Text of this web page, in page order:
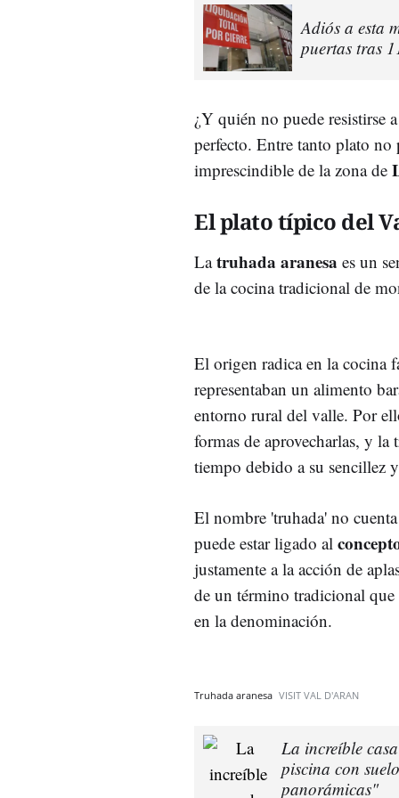
Adiós a esta
puertas tras
¿Y quién no puede resistirse
perfecto. Entre tanto plato
imprescindible de la zona de
El plato típico del
Latruhada aranesa es un
de la cocina tradicional de
El origen radica en la cocina
representaban un alimento
entorno rural del valle. Por
formas de aprovecharlas, y la
tiempo debido a su sencillez
El nombre 'truhada' no
puede estar ligado al
justamente a la acción de
de un término tradicional
en la denominación.
Truhada aranesa VISIT VAL D'ARAN
La increíble
piscina con
panorámicas"